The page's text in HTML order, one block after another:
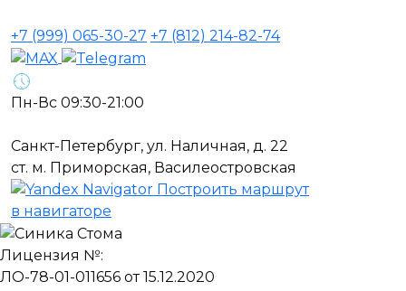
+7 (999) 065-30-27 +7 (812) 214-82-74
Пн-Вс 09:30-21:00
Санкт-Петербург, ул. Наличная, д. 22
ст. м. Приморская, Василеостровская
Построить маршрут
в навигаторе
Лицензия №:
ЛО-78-01-011656 от 15.12.2020